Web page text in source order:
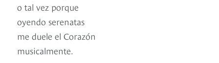
o tal vez porque
oyendo serenatas
me duele el Corazón
musicalmente.